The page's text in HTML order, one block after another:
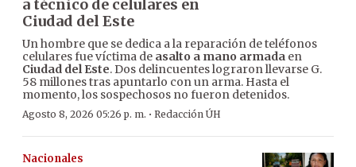
a técnico de celulares en
Ciudad del Este
Un hombre que se dedica a la reparación de teléfonos
celulares fue víctima de asalto a mano armada en
Ciudad del Este. Dos delincuentes lograron llevarse G.
58 millones tras apuntarlo con un arma. Hasta el
momento, los sospechosos no fueron detenidos.
Agosto 8, 2026 05:26 p. m. · Redacción ÚH
Nacionales